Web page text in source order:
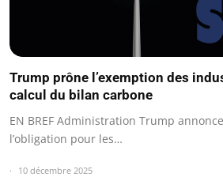
Trump prône l’exemption des
calcul du bilan carbone
EN BREF Administration Trump
l’obligation pour les…
10 décembre 2025